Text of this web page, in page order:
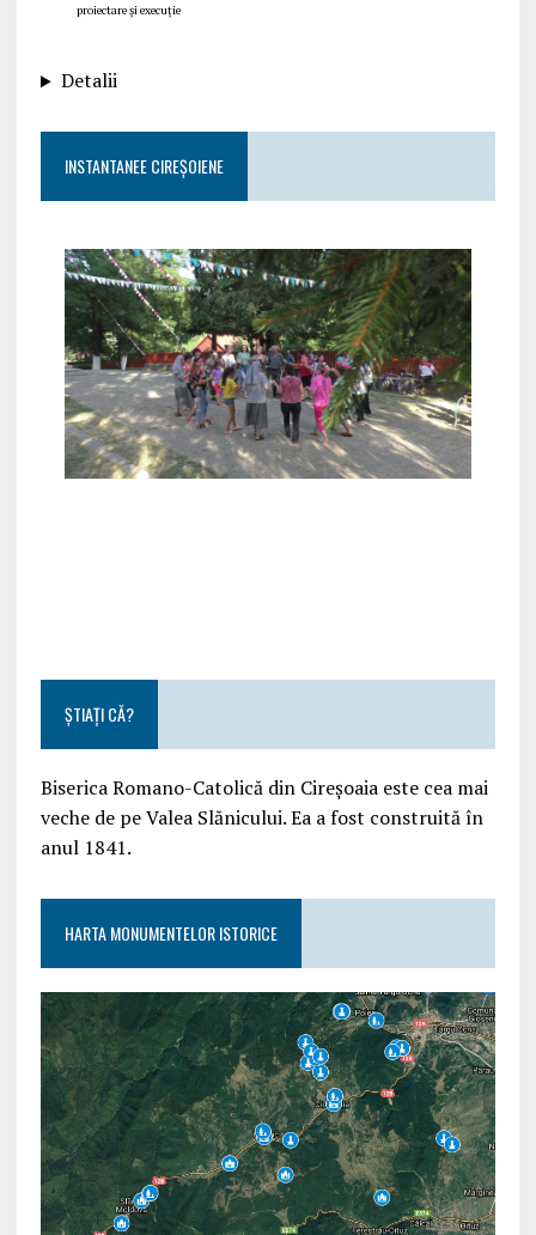
proiectare și execuție
Detalii
INSTANTANEE CIREȘOIENE
ȘTIAȚI CĂ?
Biserica Romano-Catolică din Cireșoaia este cea mai
veche de pe Valea Slănicului. Ea a fost construită în
anul 1841.
HARTA MONUMENTELOR ISTORICE